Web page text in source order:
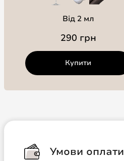
Від 2 мл
290 грн
Купити
Умови оплати